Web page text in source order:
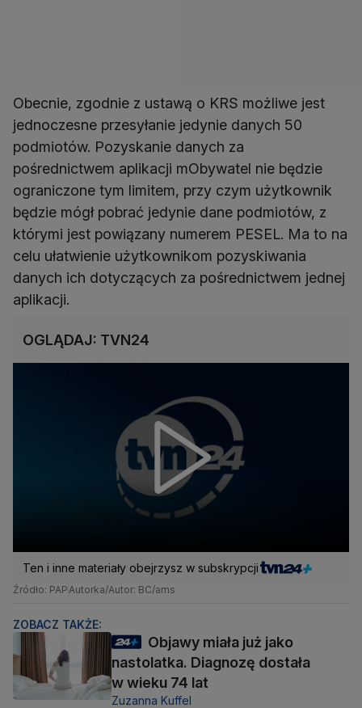
Obecnie, zgodnie z ustawą o KRS możliwe jest
jednoczesne przesyłanie jedynie danych 50
podmiotów. Pozyskanie danych za
pośrednictwem aplikacji mObywatel nie będzie
ograniczone tym limitem, przy czym użytkownik
będzie mógł pobrać jedynie dane podmiotów, z
którymi jest powiązany numerem PESEL. Ma to na
celu ułatwienie użytkownikom pozyskiwania
danych ich dotyczących za pośrednictwem jednej
aplikacji.
OGLĄDAJ: TVN24
Ten i inne materiały obejrzysz w subskrypcji
Źródło: PAP Autorka/Autor: BC/ams
ZOBACZ TAKŻE:
Objawy miała już jako
nastolatka. Diagnozę dostała
w wieku 74 lat
Zuzanna Kuffel